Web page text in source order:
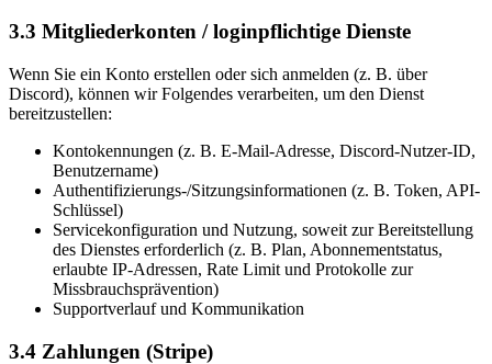
3.3 Mitgliederkonten / loginpflichtige Dienste
Wenn Sie ein Konto erstellen oder sich anmelden (z. B. über
Discord), können wir Folgendes verarbeiten, um den Dienst
bereitzustellen:
Kontokennungen (z. B. E-Mail-Adresse, Discord-Nutzer-ID,
Benutzername)
Authentifizierungs-/Sitzungsinformationen (z. B. Token, API-
Schlüssel)
Servicekonfiguration und Nutzung, soweit zur Bereitstellung
des Dienstes erforderlich (z. B. Plan, Abonnementstatus,
erlaubte IP-Adressen, Rate Limit und Protokolle zur
Missbrauchsprävention)
Supportverlauf und Kommunikation
3.4 Zahlungen (Stripe)